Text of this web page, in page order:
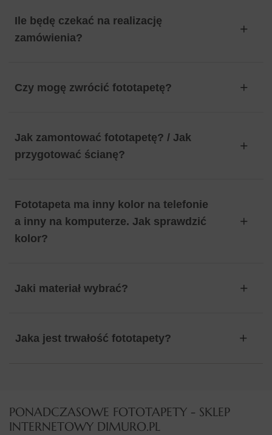
Ile będę czekać na realizację
zamówienia?
Czy mogę zwrócić fototapetę?
Jak zamontować fototapetę? / Jak
przygotować ścianę?
Fototapeta ma inny kolor na telefonie
a inny na komputerze. Jak sprawdzić
kolor?
Jaki materiał wybrać?
Jaka jest trwałość fototapety?
PONADCZASOWE FOTOTAPETY - SKLEP
INTERNETOWY DIMURO.PL​